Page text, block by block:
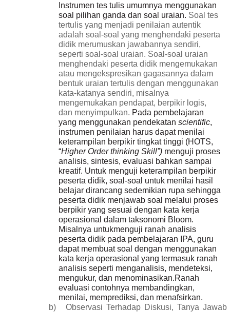
Instrumen tes tulis umumnya menggunakan
soal pilihan ganda dan soal uraian. Soal tes
tertulis yang menjadi penilaian autentik
adalah soal-soal yang menghendaki peserta
didik merumuskan jawabannya sendiri,
seperti soal-soal uraian. Soal-soal uraian
menghendaki peserta didik mengemukakan
atau mengekspresikan gagasannya dalam
bentuk uraian tertulis dengan menggunakan
kata-katanya sendiri, misalnya
mengemukakan pendapat, berpikir logis,
dan menyimpulkan. Pada pembelajaran
yang menggunakan pendekatan scientific,
instrumen penilaian harus dapat menilai
keterampilan berpikir tingkat tinggi (HOTS,
“Higher Orderthinking Skill”) menguji proses
analisis, sintesis, evaluasi bahkan sampai
kreatif. Untuk menguji keterampilan berpikir
peserta didik, soal-soal untuk menilai hasil
belajar dirancang sedemikian rupa sehingga
peserta didik menjawab soal melalui proses
berpikir yang sesuai dengan kata kerja
operasional dalam taksonomi Bloom.
Misalnya untukmenguji ranah analisis
peserta didik pada pembelajaran
IPA, guru
dapat membuat soal dengan menggunakan
kata kerja operasional yang termasuk ranah
analisis seperti menganalisis, mendeteksi,
mengukur, dan menominasikan.Ranah
evaluasi contohnya membandingkan,
menilai, memprediksi, dan menafsirkan.
b)
Observasi Terhadap Diskusi, Tanya Jawab